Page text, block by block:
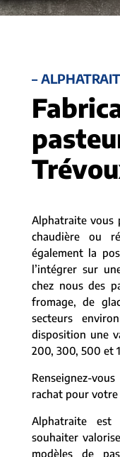
–
Alphatraite vous
chaudière ou
également la
l’intégrer sur
chez nous des
fromage, de
secteurs
disposition une
200, 300, 500 et
Renseignez-
rachat pour
Alphatraite
souhaiter
modèles de